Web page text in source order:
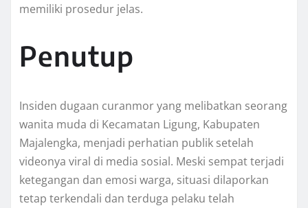
memiliki prosedur jelas.
Penutup
Insiden dugaan curanmor yang melibatkan seorang
wanita muda di Kecamatan Ligung, Kabupaten
Majalengka, menjadi perhatian publik setelah
videonya viral di media sosial. Meski sempat terjadi
ketegangan dan emosi warga, situasi dilaporkan
tetap terkendali dan terduga pelaku telah